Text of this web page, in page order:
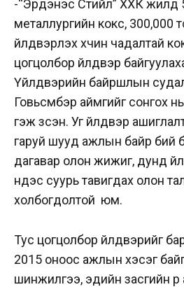
-“Эрдэнэс Стийл” ХХК жилд
металлургийн кокс, 300,000
үйлдвэрлэх хүчин чадалтай
цогцолбор үйлдвэр
Үйлдвэрийн байршлын
Говьсүмбэр аймгийг сонгох
гэж үзсэн. Уг үйлдвэр
гаруй шууд ажлын байр бий
дагавар олон жижиг, дунд
үндэс суурь тавигдах олон
холбогдолтой юм.
Тус цогцолбор үйлдвэрийг
2015 оноос ажлын хэсэг
шинжилгээ, эдийн засгийн